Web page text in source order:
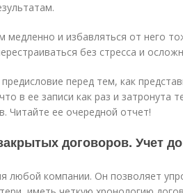
медленно и избавляться от него
без стресса и
перед тем, как
в ее записи как раз и затронута
Читайте ее очередной отчет!
договоров. Учет
любой компании. Он позволяет